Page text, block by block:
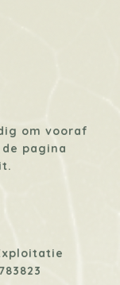
om vooraf
pagina